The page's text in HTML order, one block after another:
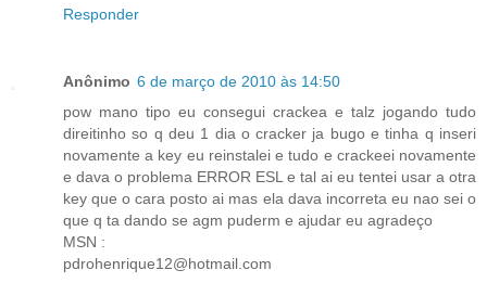
Responder
Anônimo 6 de março de 2010 às 14:50
pow mano tipo eu consegui crackea e talz jogando tudo
direitinho so q deu 1 dia o cracker ja bugo e tinha q inseri
novamente a key eu reinstalei e tudo e crackeei novamente
e dava o problema ERROR ESL e tal ai eu tentei usar a otra
key que o cara posto ai mas ela dava incorreta eu nao sei o
que q ta dando se agm puderm e ajudar eu agradeço
MSN :
pdrohenrique12@hotmail.com